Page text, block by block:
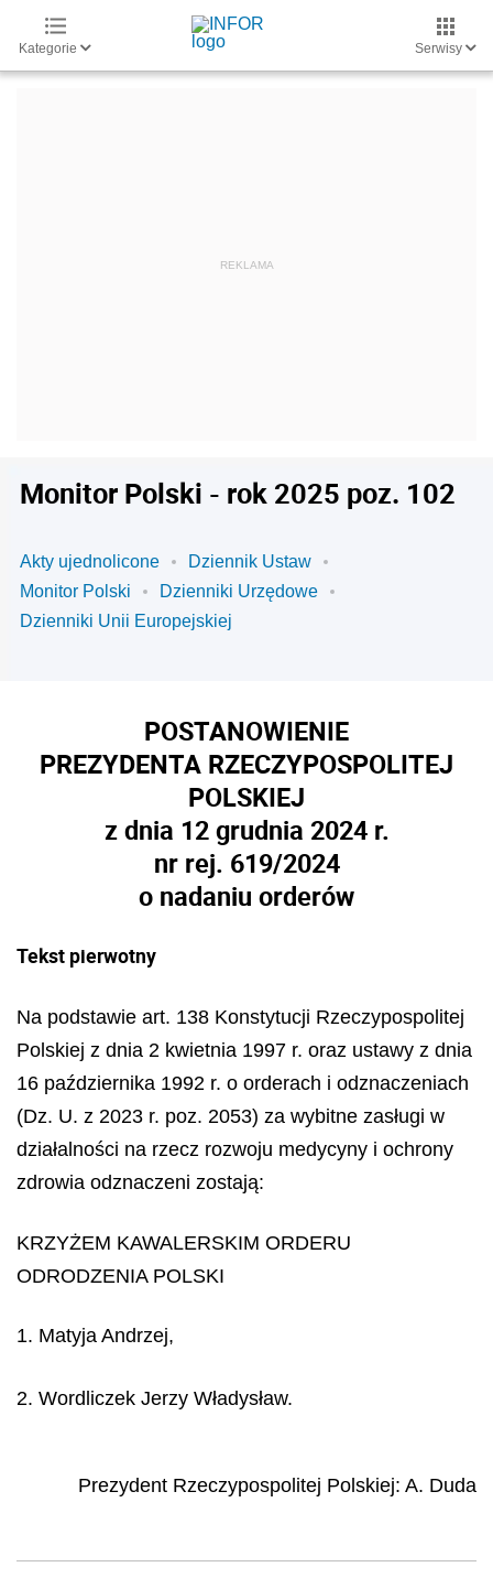
Kategorie Serwisy
Monitor Polski - rok 2025 poz. 102
Akty ujednolicone
Dziennik Ustaw
Monitor Polski
Dzienniki Urzędowe
Dzienniki Unii Europejskiej
POSTANOWIENIE
PREZYDENTA RZECZYPOSPOLITEJ
POLSKIEJ
z dnia 12 grudnia 2024 r.
nr rej. 619/2024
o nadaniu orderów
Tekst pierwotny
Na podstawie art. 138 Konstytucji Rzeczypospolitej
Polskiej z dnia 2 kwietnia 1997 r. oraz ustawy z dnia
16 października 1992 r. o orderach i odznaczeniach
(Dz. U. z 2023 r. poz. 2053) za wybitne zasługi w
działalności na rzecz rozwoju medycyny i ochrony
zdrowia odznaczeni zostają:
KRZYŻEM KAWALERSKIM ORDERU
ODRODZENIA POLSKI
1. Matyja Andrzej,
2. Wordliczek Jerzy Władysław.
Prezydent Rzeczypospolitej Polskiej: A. Duda